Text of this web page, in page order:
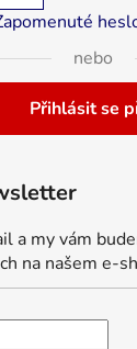
nebo
Přihlásit se
a my vám
na našem e-